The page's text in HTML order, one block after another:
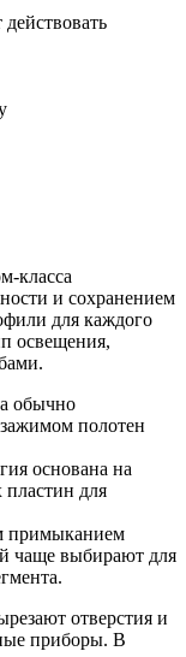
класса
и сохранением
для каждого
освещения,
обычно
полотен
основана на
для
примыканием
чаще выбирают для
отверстия и
приборы. В